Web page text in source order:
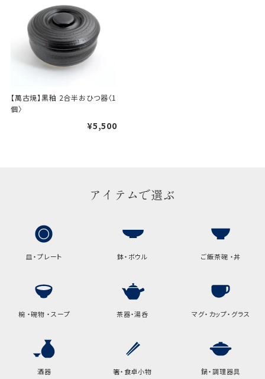
一般的なギフト包装
のし・包装体裁により、紐（ひも）掛けしない場合が
あります。
装紙をかける簡易包装（天掛
包装紙でお包みできない一部
の商品は、ギフト袋にお入れい
手提袋はお付けできません。
手提げ袋について
ご注文時に、ご希望枚数をご記入ください。
A:京名所 袋
【萬古焼】黒釉 2合半おひつ器〈1
個〉
¥5,500
アイテムで選ぶ
皿・プレート 鉢・ボウル ご飯茶碗 ・丼
椀 ・碗物 ・スープ 茶器・湯呑 マグ・カップ・グラス
酒器 箸・食卓小物 鍋・調理器具